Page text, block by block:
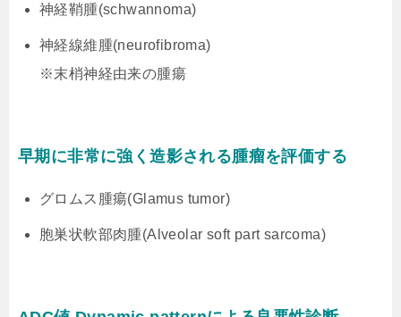
神経鞘腫(schwannoma)
神経線維腫(neurofibroma)
※末梢神経由来の腫瘍
早期に非常に強く造影される腫瘤を評価する
グロムス腫瘍(Glamus tumor)
胞巣状軟部肉腫(Alveolar soft part sarcoma)